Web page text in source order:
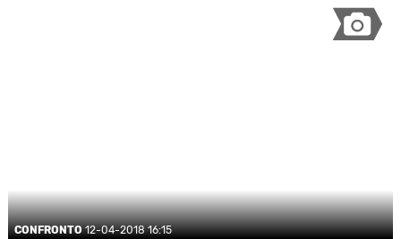
CONFRONTO 12-04-2018 16:15